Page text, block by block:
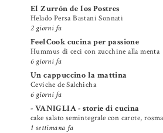
El Zurrón de los Postres
Helado Persa Bastani Sonnati
2 giorni fa
FeelCook cucina per passione
Hummus di ceci con zucchine alla menta
6 giorni fa
Un cappuccino la mattina
Ceviche de Salchicha
6 giorni fa
- VANIGLIA - storie di cucina
cake salato semintegrale con carote,
1 settimana fa